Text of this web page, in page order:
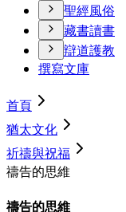
聖經風俗
藏書讀書
辯道護教
撰寫文庫
首頁
猶太文化
祈禱與祝福
禱告的思維
禱告的思維